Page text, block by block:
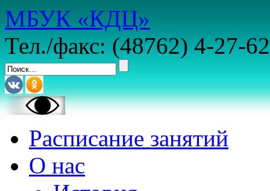
МБУК «КДЦ»
Тел./факс: (48762) 4-27-62
Расписание занятий
О нас